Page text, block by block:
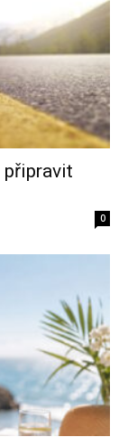
připravit
0